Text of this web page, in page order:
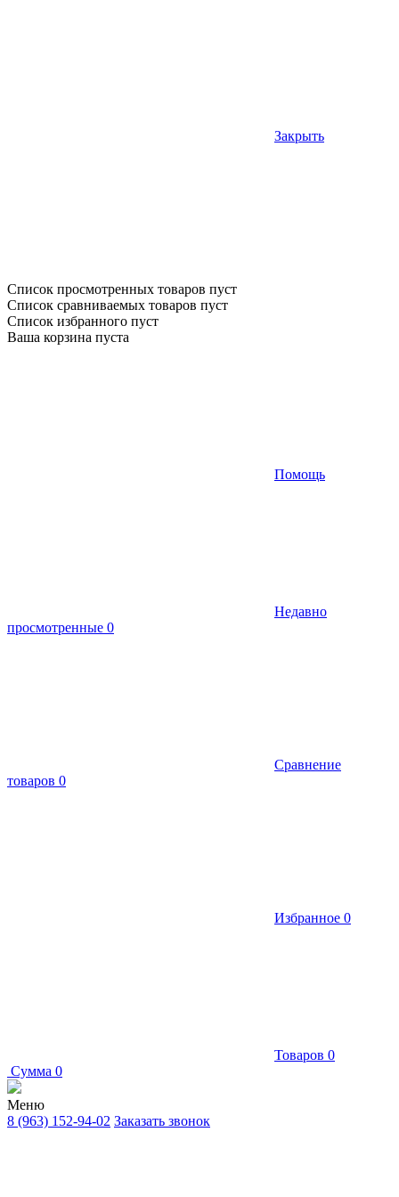
Закрыть
Список просмотренных товаров пуст
Список сравниваемых товаров пуст
Список избранного пуст
Ваша корзина пуста
Помощь
Недавно
просмотренные 0
Сравнение
товаров 0
Избранное 0
Товаров 0
Сумма 0
Меню
8 (963) 152-94-02 Заказать звонок